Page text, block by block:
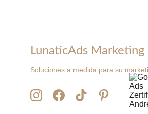
LunaticAds Marketing
Soluciones a medida para su